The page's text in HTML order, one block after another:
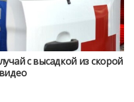
с высадкой из скорой